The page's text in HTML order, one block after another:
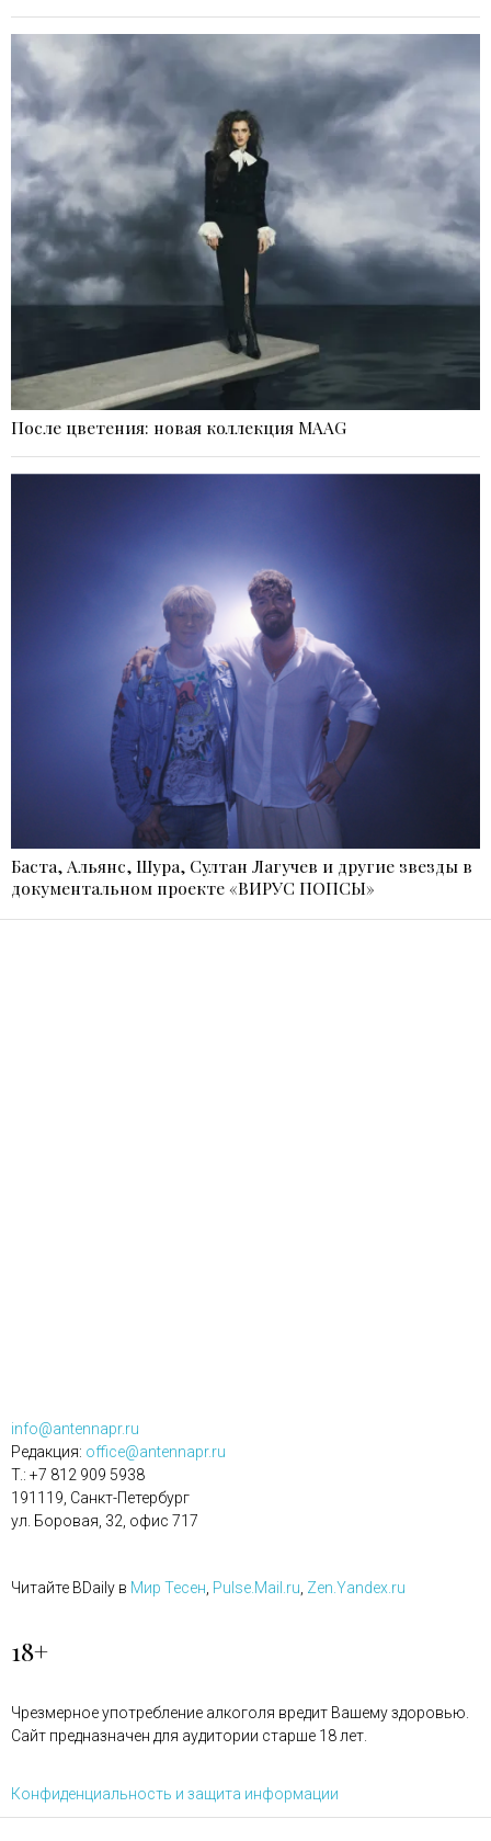
После цветения: новая коллекция MAAG
Баста, Альянс, Шура, Султан Лагучев и другие звезды в
документальном проекте «ВИРУС ПОПСЫ»
info@antennapr.ru
Редакция: office@antennapr.ru
T.: +7 812 909 5938
191119, Санкт-Петербург
ул. Боровая, 32, офис 717
Читайте BDaily в Мир Тесен Pulse.Mail.ru Zen.Yandex.ru
18+
Чрезмерное употребление алкоголя вредит Вашему здоровью.
Сайт предназначен для аудитории старше 18 лет.
Конфиденциальность и защита информации